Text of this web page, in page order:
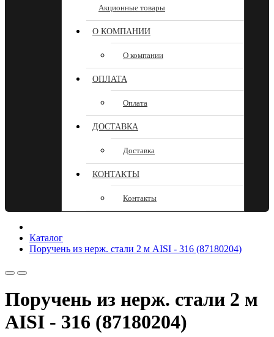
Акционные товары
О КОМПАНИИ
О компании
ОПЛАТА
Оплата
ДОСТАВКА
Доставка
КОНТАКТЫ
Контакты
Каталог
Поручень из нерж. стали 2 м AISI - 316 (87180204)
Поручень из нерж. стали 2 м
AISI - 316 (87180204)